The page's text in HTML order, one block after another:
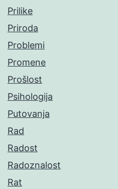
Prilike
Priroda
Problemi
Promene
Prošlost
Psihologija
Putovanja
Rad
Radost
Radoznalost
Rat